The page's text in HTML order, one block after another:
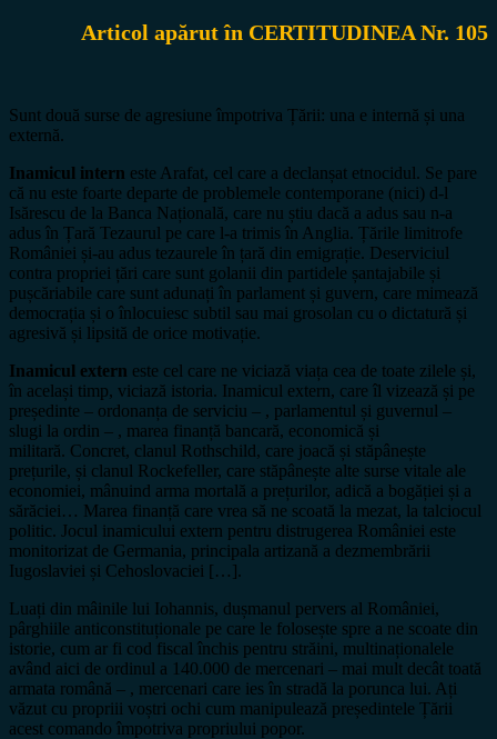
Articol apărut în CERTITUDINEA Nr. 105
Sunt două surse de agresiune împotriva Țării: una e internă și una
externă.
Inamicul intern este Arafat, cel care a declanșat etnocidul. Se pare
că nu este foarte departe de problemele contemporane (nici) d-l
Isărescu de la Banca Națională, care nu știu dacă a adus sau n-a
adus în Țară Tezaurul pe care l-a trimis în Anglia. Țările limitrofe
României și-au adus tezaurele în țară din emigrație. Deserviciul
contra propriei țări care sunt golanii din partidele șantajabile și
pușcăriabile care sunt adunați în parlament și guvern, care mimează
democrația și o înlocuiesc subtil sau mai grosolan cu o dictatură și
agresivă și lipsită de orice motivație.
Inamicul extern este cel care ne viciază viața cea de toate zilele și,
în același timp, viciază istoria. Inamicul extern, care îl vizează și pe
președinte – ordonanța de serviciu – , parlamentul și guvernul –
slugi la ordin – , marea finanță bancară, economică și
militară. Concret, clanul Rothschild, care joacă și stăpânește
prețurile, și clanul Rockefeller, care stăpânește alte surse vitale ale
economiei, mânuind arma mortală a prețurilor, adică a bogăției și a
sărăciei… Marea finanță care vrea să ne scoată la mezat, la talciocul
politic. Jocul inamicului extern pentru distrugerea României este
monitorizat de Germania, principala artizană a dezmembrării
Iugoslaviei și Cehoslovaciei […].
Luați din mâinile lui Iohannis, dușmanul pervers al României,
pârghiile anticonstituționale pe care le folosește spre a ne scoate din
istorie, cum ar fi cod fiscal închis pentru străini, multinaționalele
având aici de ordinul a 140.000 de mercenari – mai mult decât toată
armata română – , mercenari care ies în stradă la porunca lui. Ați
văzut cu propriii voștri ochi cum manipulează președintele Țării
acest comando împotriva propriului popor.